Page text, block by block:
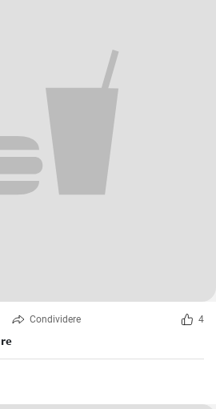
Condividere 4